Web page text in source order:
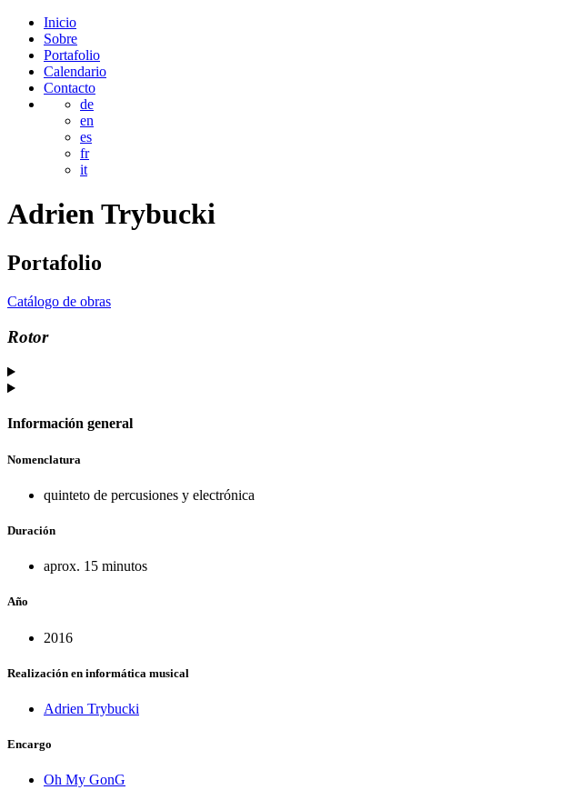
Inicio
Sobre
Portafolio
Calendario
Contacto
de
en
es
fr
it
AdrienTrybucki
Portafolio
Catálogo de obras
Rotor
Información general
Nomenclatura
quinteto de percusiones y electrónica
Duración
aprox. 15 minutos
Año
2016
Realización en informática musical
Adrien Trybucki
Encargo
Oh My GonG